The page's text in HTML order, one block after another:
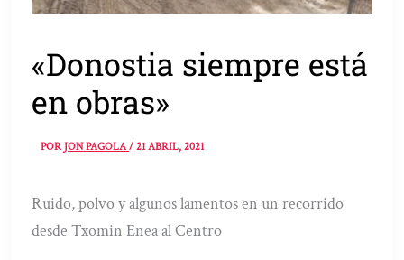
«Donostia siempre está
en obras»
PORJON PAGOLA/21 ABRIL, 2021
Ruido, polvo y algunos lamentos en un recorrido
desde Txomin Enea al Centro